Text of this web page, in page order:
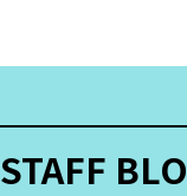
STAFF